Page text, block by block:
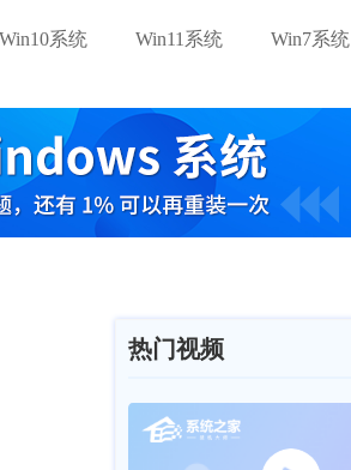
Win10系统 Win11系统 Win7系统
热门视频